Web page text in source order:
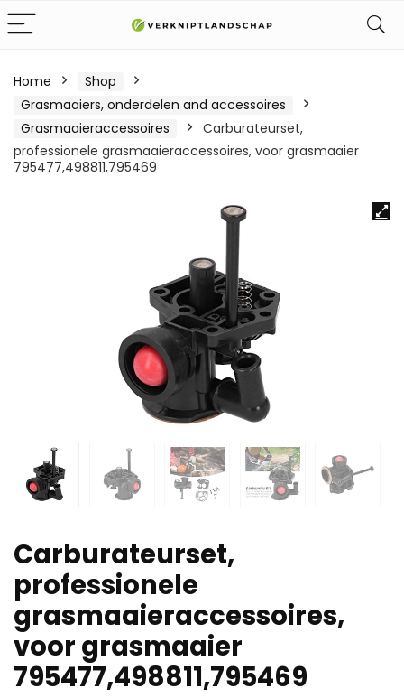
Home
Shop
Grasmaaiers, onderdelen and accessoires
Grasmaaieraccessoires
Carburateurset,
professionele grasmaaieraccessoires, voor grasmaaier
795477,498811,795469
Carburateurset,
professionele
grasmaaieraccessoires,
voor grasmaaier
795477,498811,795469